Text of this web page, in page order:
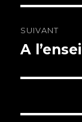
SUIVANT
Article
A